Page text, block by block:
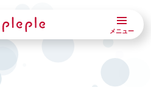
メニュー